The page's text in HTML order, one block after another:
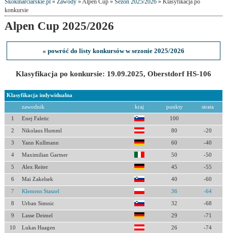
Skokinarciarskie.pl» Zawody» Alpen Cup » Sezon 2025/2026» Klasyfikacja po
konkursie
Alpen Cup 2025/2026
« powróć do listy konkursów w sezonie 2025/2026
Klasyfikacja po konkursie: 19.09.2025, Oberstdorf HS-106
Klasyfikacja indywidualna
zawodnik kraj punkty strata
1 Enej Faletic 100
2 Nikolaus Humml 80 -20
3 Yann Kullmann 60 -40
4 Maximilian Gartner 50 -50
5 Alex Reiter 45 -55
6 Mai Zakelsek 40 -60
7 Klemens Staszel 36 -64
8 Urban Simnic 32 -68
9 Lasse Deimel 29 -71
10 Lukas Haagen 26 -74